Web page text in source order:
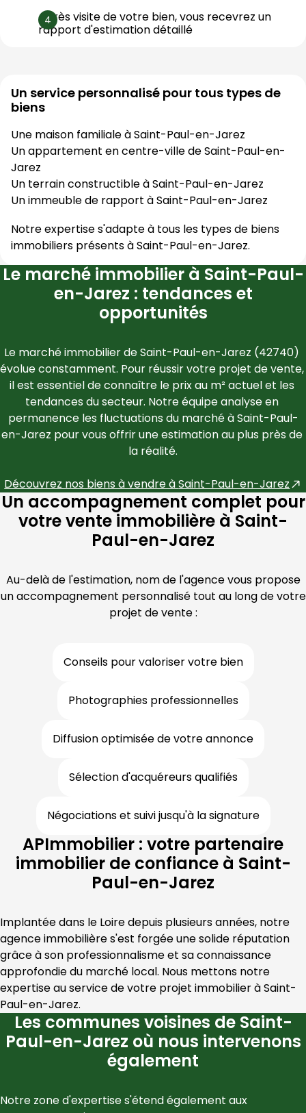
Après visite de votre bien, vous recevrez un
rapport d'estimation détaillé
Un service personnalisé pour tous types de
biens
Une maison familiale àSaint-Paul-en-Jarez
Un appartement en centre-ville deSaint-Paul-en-
Jarez
Un terrain constructible àSaint-Paul-en-Jarez
Un immeuble de rapport àSaint-Paul-en-Jarez
Notre expertise s'adapte à tous les types de biens
immobiliers présents àSaint-Paul-en-Jarez.
Le marché immobilier à Saint-Paul-
en-Jarez : tendances et
opportunités
Le marché immobilier de Saint-Paul-en-Jarez (42740)
évolue constamment. Pour réussir votre projet de vente,
il est essentiel de connaître le prix au m² actuel et les
tendances du secteur. Notre équipe analyse en
permanence les fluctuations du marché à Saint-Paul-
en-Jarez pour vous offrir une estimation au plus près de
la réalité.
Découvrez nos biens à vendre à Saint-Paul-en-Jarez
Un accompagnement complet pour
votre vente immobilière à Saint-
Paul-en-Jarez
Au-delà de l'estimation, nom de l'agence vous propose
un accompagnement personnalisé tout au long de votre
projet de vente :
Conseils pour valoriser votre bien
Photographies professionnelles
Diffusion optimisée de votre annonce
Sélection d'acquéreurs qualifiés
Négociations et suivi jusqu'à la signature
APImmobilier : votre partenaire
immobilier de confiance à Saint-
Paul-en-Jarez
Implantée dans le Loire depuis plusieurs années, notre
agence immobilière s'est forgée une solide réputation
grâce à son professionnalisme et sa connaissance
approfondie du marché local. Nous mettons notre
expertise au service de votre projet immobilier à Saint-
Paul-en-Jarez.
Les communes voisines de Saint-
Paul-en-Jarez où nous intervenons
également
Notre zone d'expertise s'étend également aux